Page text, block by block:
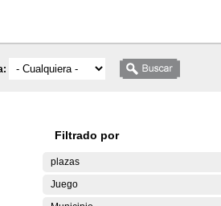
Filtrado por
plazas
Juego